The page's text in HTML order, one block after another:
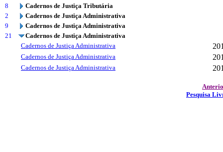
8
Cadernos de Justiça Tributária
2
Cadernos de Justiça Administrativa
9
Cadernos de Justiça Administrativa
21
Cadernos de Justiça Administrativa
Cadernos de Justiça Administrativa
Cadernos de Justiça Administrativa
Cadernos de Justiça Administrativa
Pesquisa